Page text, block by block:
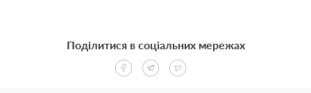
Поділитися в соціальних мережах